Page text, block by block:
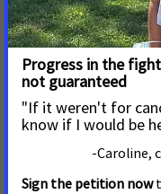
16 de Noviembre de
Cancer-
Mark Great
Action to
Addiction